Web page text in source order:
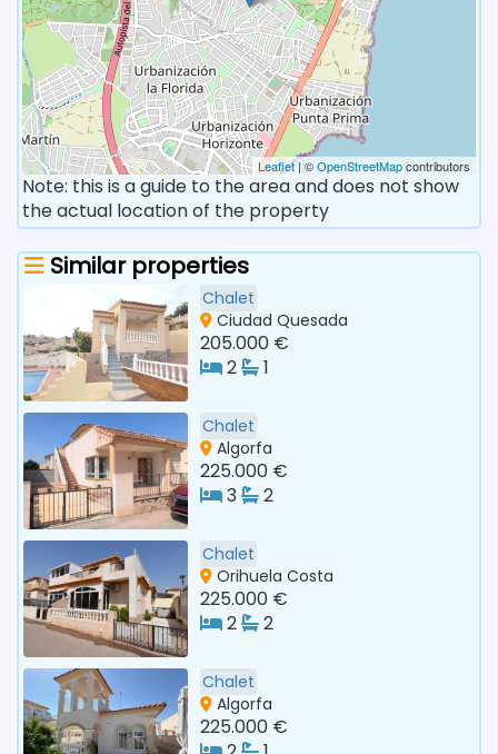
Leaflet | ©OpenStreetMapcontributors
Note: this is a guide to the area and does not show
the actual location of the property
Similar properties
Chalet
Ciudad Quesada
205.000 €
2
1
Chalet
Algorfa
225.000 €
3
2
Chalet
Orihuela Costa
225.000 €
2
2
Chalet
Algorfa
225.000 €